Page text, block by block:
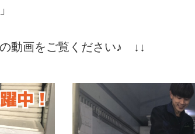
動画をご覧ください♪ ↓↓